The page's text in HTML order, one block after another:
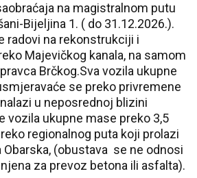
na magistralnom putu
Bijeljina 1. ( do 31.12.2026.).
radovi na rekonstrukciji i
Majevičkog kanala, na samom
Brčkog.Sva vozila ukupne
se preko privremene
u neposrednoj blizini
vozila ukupne mase preko 3,5
regionalnog puta koji prolazi
Obarska, (obustava se ne odnosi
za prevoz betona ili asfalta).